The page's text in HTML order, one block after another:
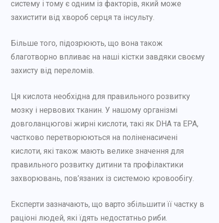
систему і тому є одним із факторів, який може
захистити від хвороб серця та інсульту.
Більше того, підозрюють, що вона також
благотворно впливає на наші кістки завдяки своєму
захисту від переломів.
Ця кислота необхідна для правильного розвитку
мозку і нервових тканин. У нашому організмі
довголанцюгові жирні кислоти, такі як DHA та EPA,
частково перетворюються на поліненасичені
кислоти, які також мають велике значення для
правильного розвитку дитини та профілактики
захворювань, пов’язаних із системою кровообігу.
Експерти зазначають, що варто збільшити її частку в
раціоні людей, які їдять недостатньо риби.